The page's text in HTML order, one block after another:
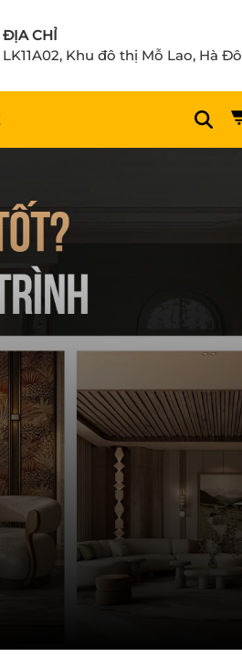
ĐỊA CHỈ
LK11A02, Khu đô thị Mỗ Lao, Hà